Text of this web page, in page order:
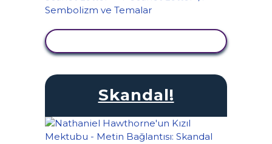
Skandal!